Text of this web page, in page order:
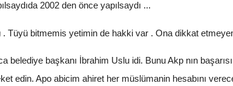
2002 den önce yapılsaydı ...
Tüyü bitmemis yetimin de hakki var . Ona dikkat
belediye başkanı İbrahim Uslu idi. Bunu Akp nın
edin. Apo abicim ahiret her müslümanin hesabını